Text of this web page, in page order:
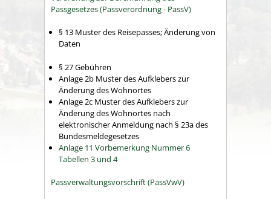
Passgesetzes (Passverordnung - PassV)
§ 13 Muster des Reisepasses; Änderung von
Daten
§ 27 Gebühren
Anlage 2b Muster des Aufklebers zur
Änderung des Wohnortes
Anlage 2c Muster des Aufklebers zur
Änderung des Wohnortes nach
elektronischer Anmeldung nach § 23a des
Bundesmeldegesetzes
Anlage 11 Vorbemerkung Nummer 6
Tabellen 3 und 4
Passverwaltungsvorschrift (PassVwV)